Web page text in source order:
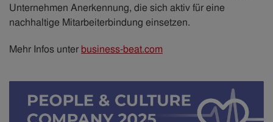
Unternehmen Anerkennung, die sich aktiv für eine
nachhaltige Mitarbeiterbindung einsetzen.
Mehr Infos unter business-beat.com